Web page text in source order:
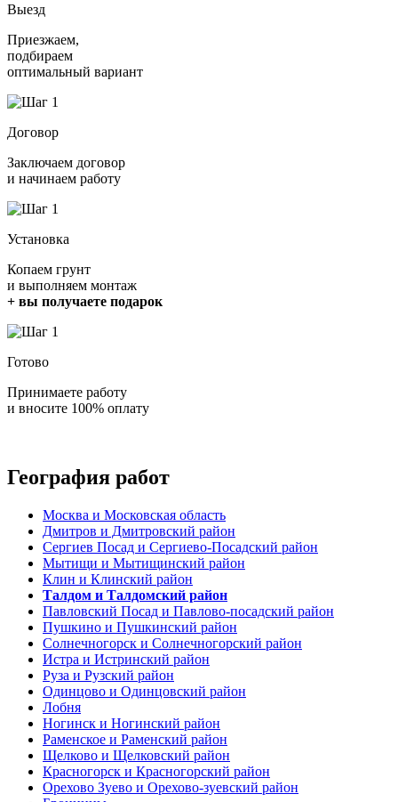
Выезд
Приезжаем,
подбираем
оптимальный вариант
Договор
Заключаем договор
и начинаем работу
Установка
Копаем грунт
и выполняем монтаж
+ вы получаете подарок
Готово
Принимаете работу
и вносите 100% оплату
География работ
Москва и Московская область
Дмитров и Дмитровский район
Сергиев Посад и Сергиево-Посадский район
Мытищи и Мытищинский район
Клин и Клинский район
Талдом и Талдомский район
Павловский Посад и Павлово-посадский район
Пушкино и Пушкинский район
Солнечногорск и Солнечногорский район
Истра и Истринский район
Руза и Рузский район
Одинцово и Одинцовский район
Лобня
Ногинск и Ногинский район
Раменское и Раменский район
Щелково и Щелковский район
Красногорск и Красногорский район
Орехово Зуево и Орехово-зуевский район